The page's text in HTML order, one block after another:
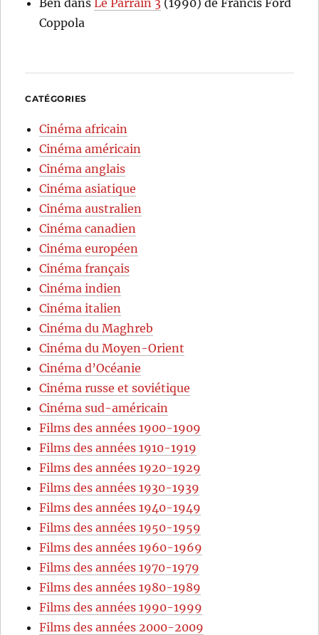
Ben dansLe Parrain 3 (1990) de Francis Ford
Coppola
CATÉGORIES
Cinéma africain
Cinéma américain
Cinéma anglais
Cinéma asiatique
Cinéma australien
Cinéma canadien
Cinéma européen
Cinéma français
Cinéma indien
Cinéma italien
Cinéma du Maghreb
Cinéma du Moyen-Orient
Cinéma d’Océanie
Cinéma russe et soviétique
Cinéma sud-américain
Films des années 1900-1909
Films des années 1910-1919
Films des années 1920-1929
Films des années 1930-1939
Films des années 1940-1949
Films des années 1950-1959
Films des années 1960-1969
Films des années 1970-1979
Films des années 1980-1989
Films des années 1990-1999
Films des années 2000-2009